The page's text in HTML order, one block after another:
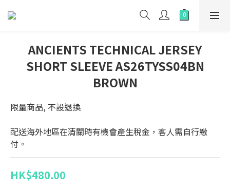
ANCIENTS TECHNICAL JERSEY
SHORT SLEEVE AS26TYSS04BN
BROWN
限量商品, 不設退換
配送海外地區在清關時有機會產生稅金，客人需自行繳
付。
HK$480.00